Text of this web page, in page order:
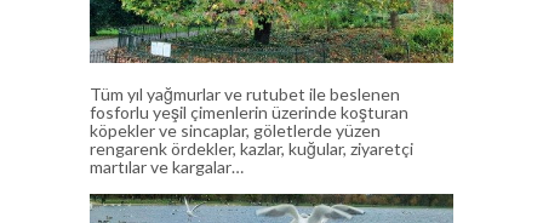
Tüm yıl yağmurlar ve rutubet ile beslenen
fosforlu yeşil çimenlerin üzerinde koşturan
köpekler ve sincaplar, göletlerde yüzen
rengarenk ördekler, kazlar, kuğular, ziyaretçi
martılar ve kargalar…